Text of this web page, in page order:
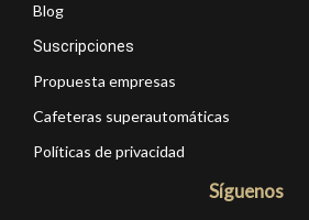
Blog
Suscripciones
Propuesta empresas
Cafeteras superautomáticas
Políticas de privacidad
Síguenos